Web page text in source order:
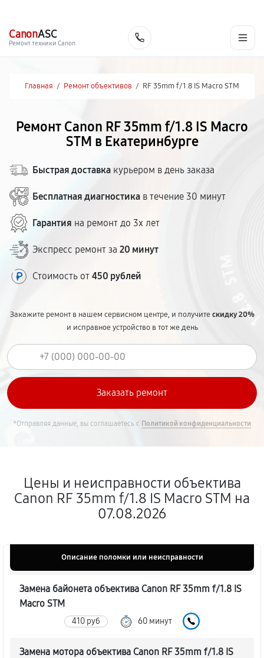
CanonASC
Ремонт техники Canon
Главная / Ремонт объективов / RF 35mm f/1.8 IS Macro STM
Ремонт Canon RF 35mm f/1.8 IS Macro
STM в Екатеринбурге
Быстрая доставка курьером в день заказа
Бесплатная диагностика в течение 30 минут
Гарантия на ремонт до 3х лет
Экспресс ремонт за 20 минут
Стоимость от 450 рублей
Закажите ремонт в нашем сервисном центре, и получитескидку 20%
и исправное устройство в тот же день
*Отправляя данные, вы соглашаетесь с Политикой конфиденциальности
Цены и неисправности объектива
Canon RF 35mm f/1.8 IS Macro STM на
07.08.2026
Описание поломки или неисправности
Замена байонета объектива Canon RF 35mm f/1.8 IS
Macro STM
410 руб 60 минут
Замена мотора объектива Canon RF 35mm f/1.8 IS